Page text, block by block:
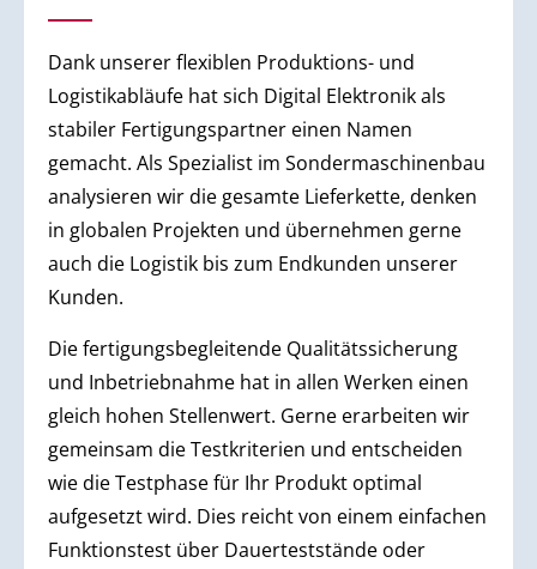
Dank unserer flexiblen Produktions- und
Logistikabläufe hat sich Digital Elektronik als
stabiler Fertigungspartner einen Namen
gemacht. Als Spezialist im Sondermaschinenbau
analysieren wir die gesamte Lieferkette, denken
in globalen Projekten und übernehmen gerne
auch die Logistik bis zum Endkunden unserer
Kunden.
Die fertigungsbegleitende Qualitätssicherung
und Inbetriebnahme hat in allen Werken einen
gleich hohen Stellenwert. Gerne erarbeiten wir
gemeinsam die Testkriterien und entscheiden
wie die Testphase für Ihr Produkt optimal
aufgesetzt wird. Dies reicht von einem einfachen
Funktionstest über Dauerteststände oder